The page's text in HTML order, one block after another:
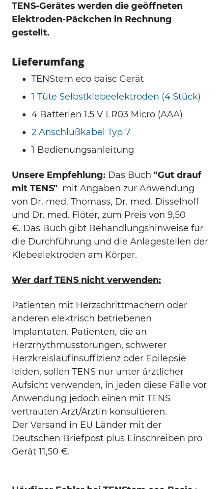
TENS-Gerätes werden die geöffneten
Elektroden-Päckchen in Rechnung
gestellt.
Lieferumfang
TENStem eco baisc Gerät
1 Tüte Selbstklebeelektroden (4 Stück)
4 Batterien 1.5 V LR03 Micro (AAA)
2 Anschlußkabel Typ 7
1 Bedienungsanleitung
Unsere Empfehlung: Das Buch "Gut drauf
mit TENS" mit Angaben zur Anwendung
von Dr. med. Thomass, Dr. med. Disselhoff
und Dr. med. Flöter, zum Preis von 9,50
€. Das Buch gibt Behandlungshinweise für
die Durchführung und die Anlagestellen der
Klebeelektroden am Körper.
Wer darf TENS nicht verwenden:
Patienten mit Herzschrittmachern oder
anderen elektrisch betriebenen
Implantaten. Patienten, die an
Herzrhythmusstörungen, schwerer
Herzkreislaufinsuffizienz oder Epilepsie
leiden, sollen TENS nur unter ärztlicher
Aufsicht verwenden, in jeden diese Fälle vor
Anwendung jedoch einen mit TENS
vertrauten Arzt/Ärztin konsultieren.
Der Versand in EU Länder mit der
Deutschen Briefpost plus Einschreiben pro
Gerät 11,50 €.